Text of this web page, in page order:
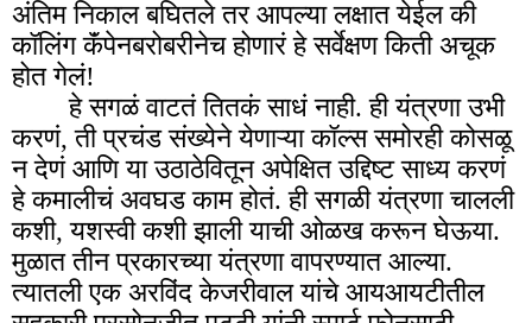
अंतिम निकाल बघितले तर आपल्या लक्षात येईल की
कॉलिंग कॅंपेनबरोबरीनेच होणारं हे सर्वेक्षण किती अचूक
होत गेलं!
हे सगळं वाटतं तितकं साधं नाही. ही यंत्रणा उभी
करणं, ती प्रचंड संख्येने येणाऱ्या कॉल्स समोरही कोसळू
न देणं आणि या उठाठेवितून अपेक्षित उद्दिष्ट साध्य करणं
हे कमालीचं अवघड काम होतं. ही सगळी यंत्रणा चालली
कशी, यशस्वी कशी झाली याची ओळख करून घेऊया.
मुळात तीन प्रकारच्या यंत्रणा वापरण्यात आल्या.
त्यातली एक अरविंद केजरीवाल यांचे आयआयटीतील